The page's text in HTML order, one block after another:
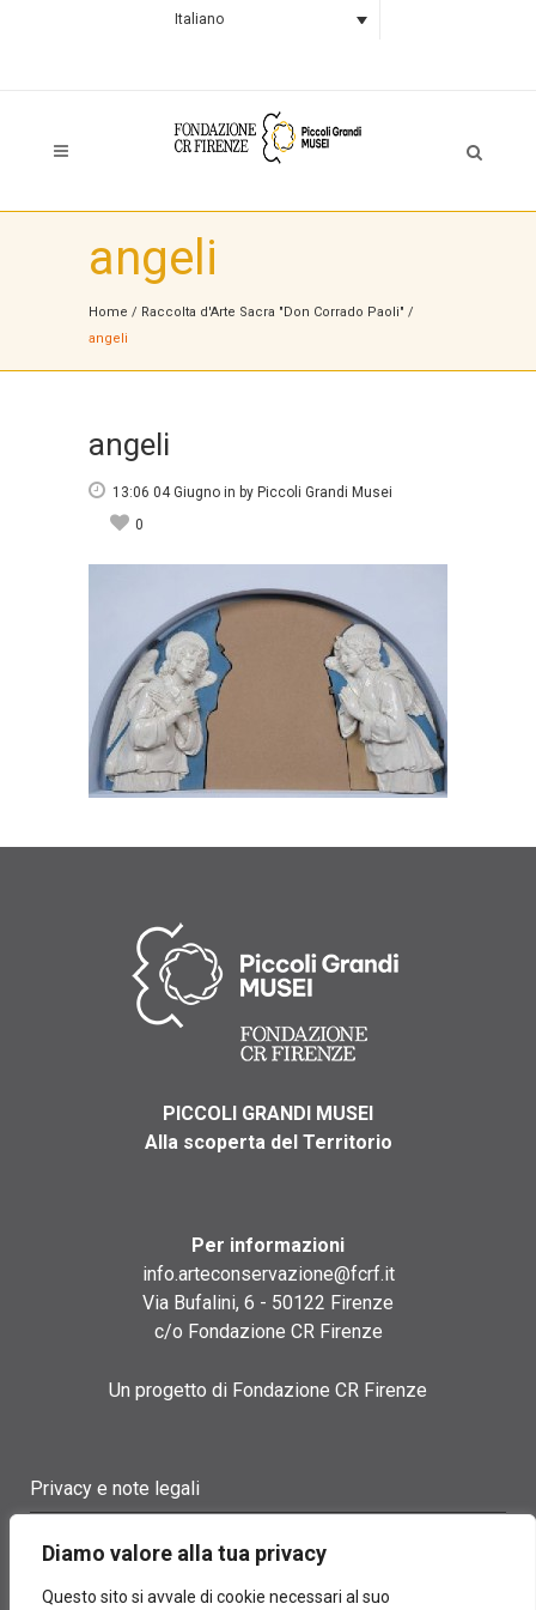
Diamo valore alla tua privacy
Questo sito si avvale di cookie necessari al suo
Italiano
angeli
Home / Raccolta d'Arte Sacra "Don Corrado Paoli" /
angeli
angeli
13:06 04 Giugno in by Piccoli Grandi Musei
0
PICCOLI GRANDI MUSEI
Alla scoperta del Territorio
Per informazioni
info.arteconservazione@fcrf.it
Via Bufalini, 6 - 50122 Firenze
c/o Fondazione CR Firenze
Un progetto di Fondazione CR Firenze
Privacy e note legali
Cookie policy